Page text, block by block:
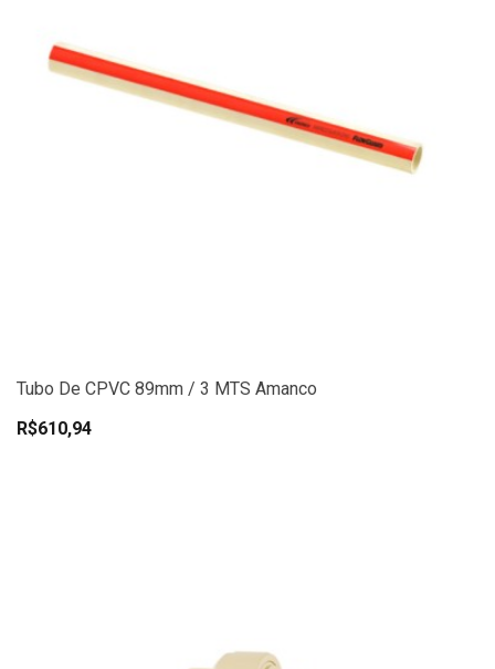
Tubo De CPVC 89mm / 3 MTS Amanco
R$610,94